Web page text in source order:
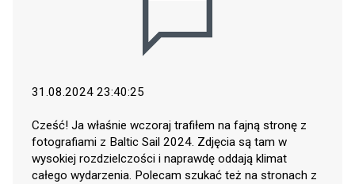
31.08.2024 23:40:25
Cześć! Ja właśnie wczoraj trafiłem na fajną stronę z
fotografiami z Baltic Sail 2024. Zdjęcia są tam w
wysokiej rozdzielczości i naprawdę oddają klimat
całego wydarzenia. Polecam szukać też na stronach z